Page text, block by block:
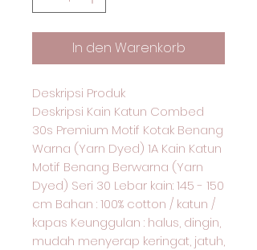
In den Warenkorb
Deskripsi Produk
Deskripsi Kain Katun Combed
30s Premium Motif Kotak Benang
Warna (Yarn Dyed) 1A Kain Katun
Motif Benang Berwarna (Yarn
Dyed) Seri 30 Lebar kain: 145 - 150
cm Bahan : 100% cotton / katun /
kapas Keunggulan : halus, dingin,
mudah menyerap keringat, jatuh,